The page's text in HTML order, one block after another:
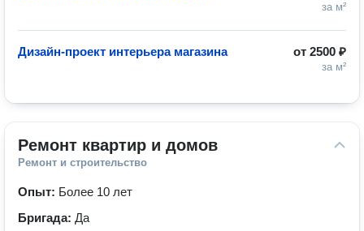
за м²
от 2500 ₽
за м²
Дизайн-проект интерьера магазина
Ремонт квартир и домов
Ремонт и строительство
Опыт: Более 10 лет
Бригада: Да